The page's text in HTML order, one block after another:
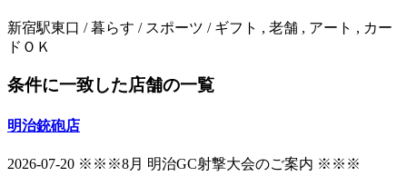
新宿駅東口 / 暮らす / スポーツ / ギフト , 老舗 , アート , カー
ドＯＫ
条件に一致した店舗の一覧
明治銃砲店
2026-07-20 ※※※8月 明治GC射撃大会のご案内 ※※※